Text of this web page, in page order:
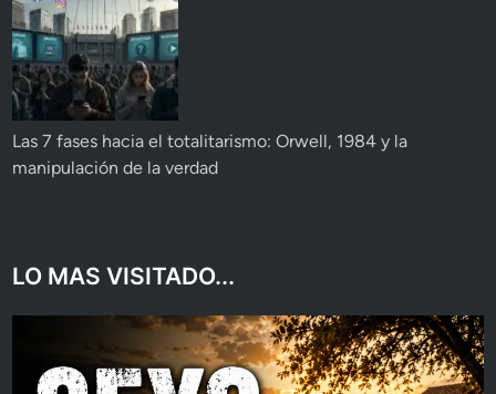
Las 7 fases hacia el totalitarismo: Orwell, 1984 y la
manipulación de la verdad
LO MAS VISITADO...